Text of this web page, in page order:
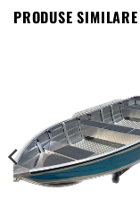
PRODUSE SIMILARE